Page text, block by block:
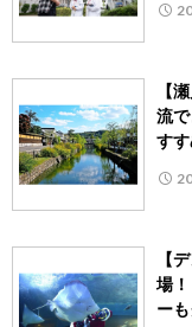
【
流
す
【
場
ー